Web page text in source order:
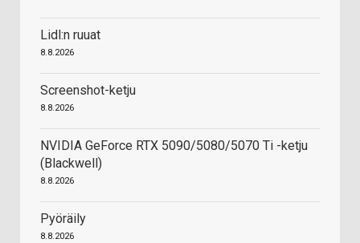
Lidl:n ruuat
8.8.2026
Screenshot-ketju
8.8.2026
NVIDIA GeForce RTX 5090/5080/5070 Ti -ketju
(Blackwell)
8.8.2026
Pyöräily
8.8.2026